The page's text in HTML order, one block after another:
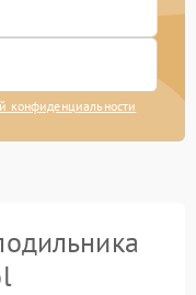
конфиденциальности